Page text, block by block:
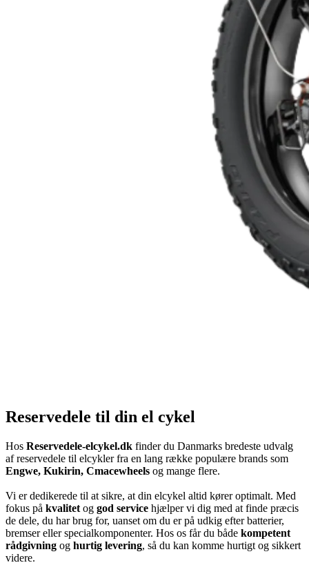
Reservedele til din el cykel
Hos Reservedele-elcykel.dk finder du Danmarks bredeste udvalg
af reservedele til elcykler fra en lang række populære brands som
Engwe, Kukirin, Cmacewheels og mange flere.
Vi er dedikerede til at sikre, at din elcykel altid kører optimalt. Med
fokus på kvalitet og god service hjælper vi dig med at finde præcis
de dele, du har brug for, uanset om du er på udkig efter batterier,
bremser eller specialkomponenter. Hos os får du både kompetent
rådgivning og hurtig levering, så du kan komme hurtigt og sikkert
videre.